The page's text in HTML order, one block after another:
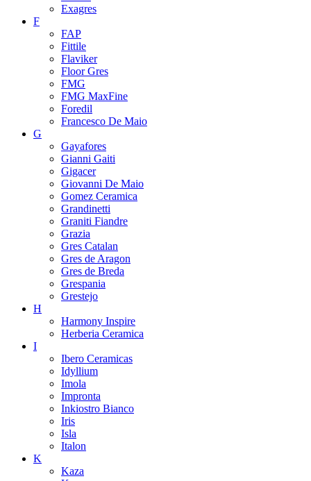
Exagres
F
FAP
Fittile
Flaviker
Floor Gres
FMG
FMG MaxFine
Foredil
Francesco De Maio
G
Gayafores
Gianni Gaiti
Gigacer
Giovanni De Maio
Gomez Ceramica
Grandinetti
Graniti Fiandre
Grazia
Gres Catalan
Gres de Aragon
Gres de Breda
Grespania
Grestejo
H
Harmony Inspire
Herberia Ceramica
I
Ibero Ceramicas
Idyllium
Imola
Impronta
Inkiostro Bianco
Iris
Isla
Italon
K
Kaza